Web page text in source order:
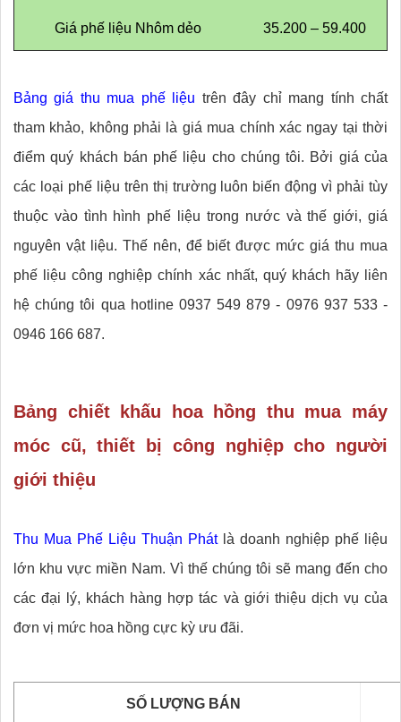
Giá phế liệu Nhôm dẻo 35.200 – 59.400
Bảng giá thu mua phế liệu trên đây chỉ mang tính chất
tham khảo, không phải là giá mua chính xác ngay tại thời
điểm quý khách bán phế liệu cho chúng tôi. Bởi giá của
các loại phế liệu trên thị trường luôn biến động vì phải tùy
thuộc vào tình hình phế liệu trong nước và thế giới, giá
nguyên vật liệu. Thế nên, để biết được mức giá thu mua
phế liệu công nghiệp chính xác nhất, quý khách hãy liên
hệ chúng tôi qua hotline 0937 549 879 - 0976 937 533 -
0946 166 687.
Bảng chiết khấu hoa hồng thu mua máy
móc cũ, thiết bị công nghiệp cho người
giới thiệu
Thu Mua Phế Liệu Thuận Phátlà doanh nghiệp phế liệu
lớn khu vực miền Nam. Vì thế chúng tôi sẽ mang đến cho
các đại lý, khách hàng hợp tác và giới thiệu dịch vụ của
đơn vị mức hoa hồng cực kỳ ưu đãi.
SỐ LƯỢNG BÁN